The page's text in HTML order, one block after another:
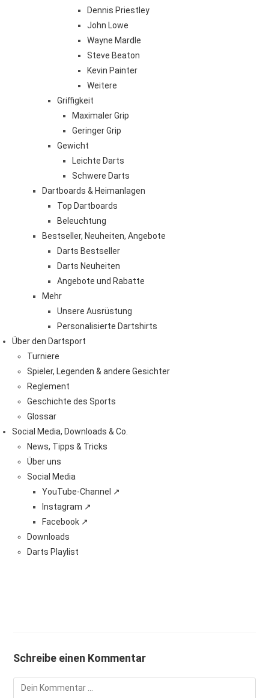
Dennis Priestley
John Lowe
Wayne Mardle
Steve Beaton
Kevin Painter
Weitere
Griffigkeit
Maximaler Grip
Geringer Grip
Gewicht
Leichte Darts
Schwere Darts
Dartboards & Heimanlagen
Top Dartboards
Beleuchtung
Bestseller, Neuheiten, Angebote
Darts Bestseller
Darts Neuheiten
Angebote und Rabatte
Mehr
Unsere Ausrüstung
Personalisierte Dartshirts
Über den Dartsport
Turniere
Spieler, Legenden & andere Gesichter
Reglement
Geschichte des Sports
Glossar
Social Media, Downloads & Co.
News, Tipps & Tricks
Über uns
Social Media
YouTube-Channel ↗
Instagram ↗
Facebook ↗
Downloads
Darts Playlist
Schreibe einen Kommentar
Kommentieren